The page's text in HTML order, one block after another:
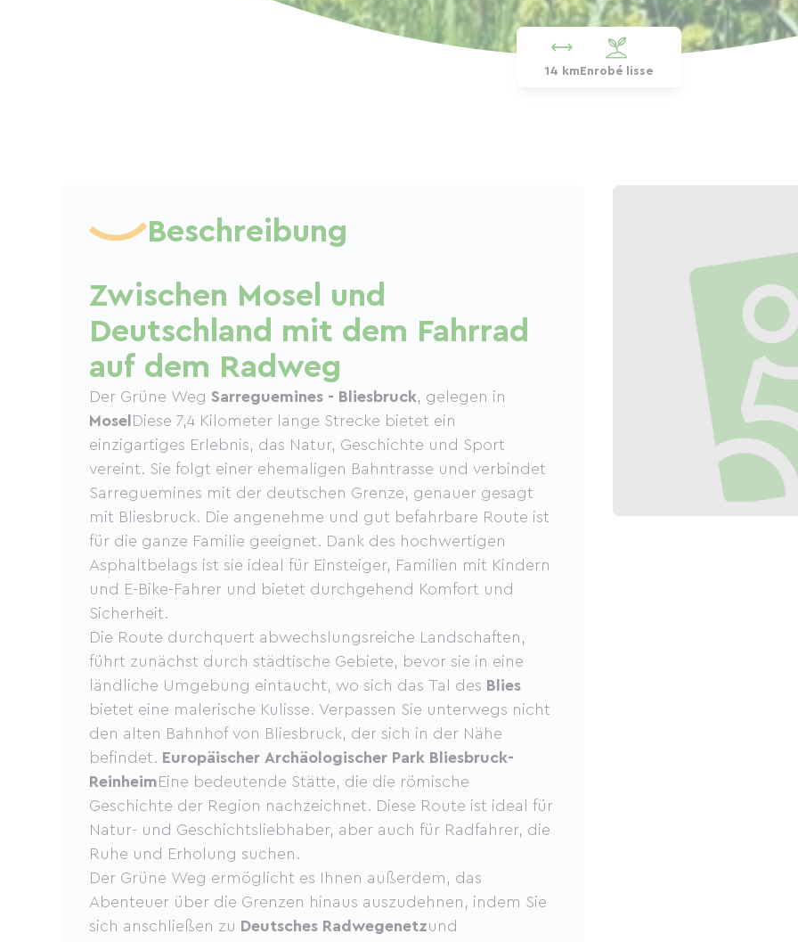
14 kmEnrobé lisse
Beschreibung
Zwischen Mosel und
Deutschland mit dem Fahrrad
auf dem Radweg
Der Grüne Weg Sarreguemines - Bliesbruck, gelegen in
Mosel Diese 7,4 Kilometer lange Strecke bietet ein
einzigartiges Erlebnis, das Natur, Geschichte und Sport
vereint. Sie folgt einer ehemaligen Bahntrasse und verbindet
Sarreguemines mit der deutschen Grenze, genauer gesagt
mit Bliesbruck. Die angenehme und gut befahrbare Route ist
für die ganze Familie geeignet. Dank des hochwertigen
Asphaltbelags ist sie ideal für Einsteiger, Familien mit Kindern
und E-Bike-Fahrer und bietet durchgehend Komfort und
Sicherheit.
Die Route durchquert abwechslungsreiche Landschaften,
führt zunächst durch städtische Gebiete, bevor sie in eine
ländliche Umgebung eintaucht, wo sich das Tal des Blies
bietet eine malerische Kulisse. Verpassen Sie unterwegs nicht
den alten Bahnhof von Bliesbruck, der sich in der Nähe
befindet. Europäischer Archäologischer Park Bliesbruck-
ReinheimEine bedeutende Stätte, die die römische
Geschichte der Region nachzeichnet. Diese Route ist ideal für
Natur- und Geschichtsliebhaber, aber auch für Radfahrer, die
Ruhe und Erholung suchen.
Der Grüne Weg ermöglicht es Ihnen außerdem, das
Abenteuer über die Grenzen hinaus auszudehnen, indem Sie
sich anschließen zu Deutsches Radwegenetzund